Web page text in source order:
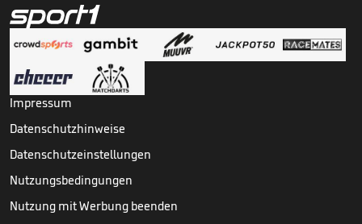
Impressum
Datenschutzhinweise
Datenschutzeinstellungen
Nutzungsbedingungen
Nutzung mit Werbung beenden